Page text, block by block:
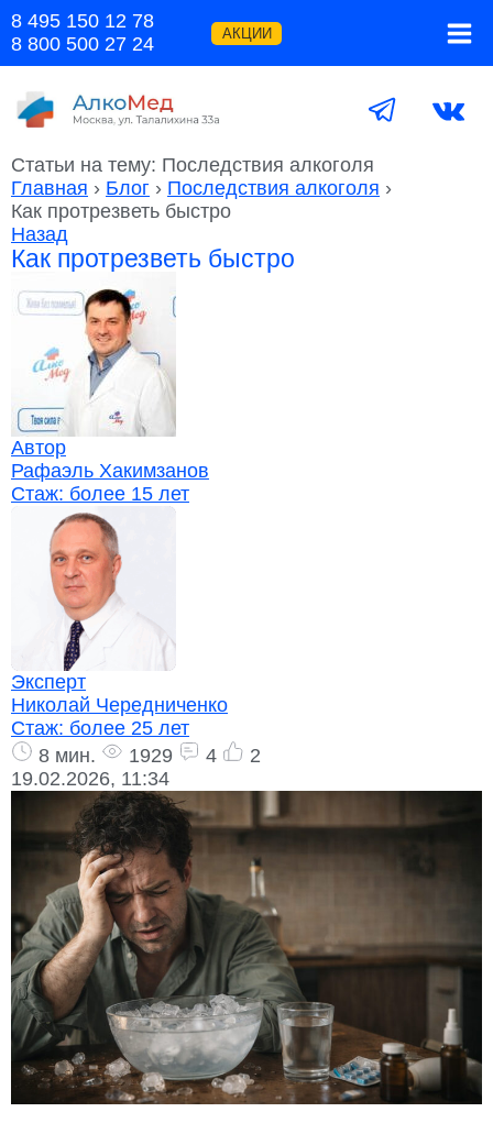
Перейти
содержимому
8 495 150 12 78
8 800 500 27 24
АКЦИИ
Статьи на тему: Последствия алкоголя
Главная › Блог › Последствия алкоголя ›
Как протрезветь быстро
Назад
Как протрезветь быстро
Автор
Рафаэль Хакимзанов
Стаж: более 15 лет
Эксперт
Николай Чередниченко
Стаж: более 25 лет
8 мин.
1929 4
2
19.02.2026, 11:34